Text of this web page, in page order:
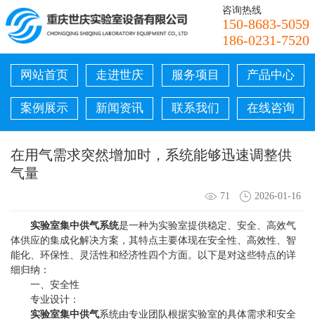
咨询热线
150-8683-5059
186-0231-7520
网站首页 走进世庆 服务项目 产品中心
案例展示 新闻资讯 联系我们 在线咨询
在用气需求突然增加时，系统能够迅速调整供
气量
71 2026-01-16
实验室集中供气系统是一种为实验室提供稳定、安全、高效气
体供应的集成化解决方案，其特点主要体现在安全性、高效性、智
能化、环保性、灵活性和经济性四个方面。以下是对这些特点的详
细归纳：
一、安全性
专业设计：
实验室集中供气系统由专业团队根据实验室的具体需求和安全